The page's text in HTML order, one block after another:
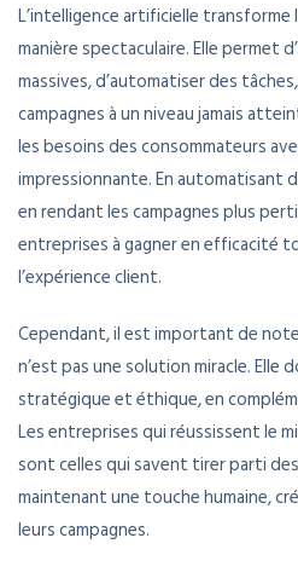
L’intelligence artificielle
manière spectaculaire. Elle permet
massives, d’automatiser des
campagnes à un niveau jamais
les besoins des consommateurs
impressionnante. En automatisant
en rendant les campagnes plus
entreprises à gagner en efficacité
l’expérience client.
Cependant, il est important de
n’est pas une solution miracle. Elle
stratégique et éthique, en
Les entreprises qui réussissent le
sont celles qui savent tirer parti
maintenant une touche humaine,
leurs campagnes.